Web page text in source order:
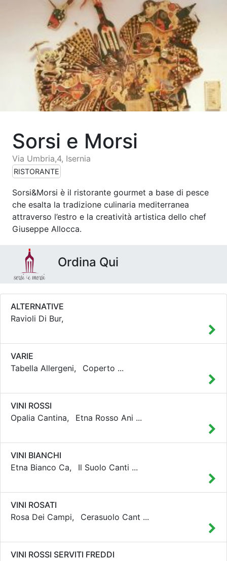
Sorsi e Morsi
Via Umbria,4, Isernia
RISTORANTE
Sorsi&Morsi è il ristorante gourmet a base di pesce
che esalta la tradizione culinaria mediterranea
attraverso l’estro e la creatività artistica dello chef
Giuseppe Allocca.
Ordina Qui
ALTERNATIVE
Ravioli Di Bur,
VARIE
Tabella Allergeni,
Coperto ...
VINI ROSSI
Opalia Cantina,
Etna Rosso Ani ...
VINI BIANCHI
Etna Bianco Ca,
Il Suolo Canti ...
VINI ROSATI
Rosa Dei Campi,
Cerasuolo Cant ...
VINI ROSSI SERVITI FREDDI